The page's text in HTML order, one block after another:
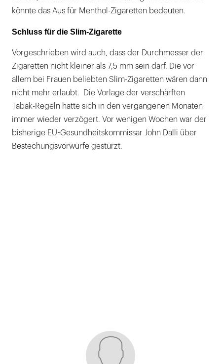
könnte das Aus für Menthol-Zigaretten bedeuten.
Schluss für die Slim-Zigarette
Vorgeschrieben wird auch, dass der Durchmesser der
Zigaretten nicht kleiner als 7,5 mm sein darf. Die vor
allem bei Frauen beliebten Slim-Zigaretten wären dann
nicht mehr erlaubt. Die Vorlage der verschärften
Tabak-Regeln hatte sich in den vergangenen Monaten
immer wieder verzögert. Vor wenigen Wochen war der
bisherige EU-Gesundheitskommissar John Dalli über
Bestechungsvorwürfe gestürzt.